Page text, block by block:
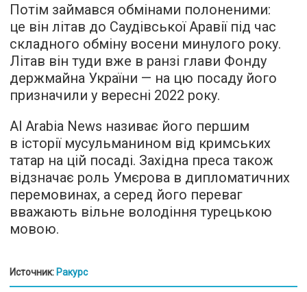
Потім займався обмінами полоненими:
це він літав до Саудівської Аравії під час
складного обміну восени минулого року.
Літав він туди вже в ранзі глави Фонду
держмайна України — на цю посаду його
призначили у вересні 2022 року.
Al Arabia News називає його першим
в історії мусульманином від кримських
татар на цій посаді. Західна преса також
відзначає роль Умєрова в дипломатичних
перемовинах, а серед його переваг
вважають вільне володіння турецькою
мовою.
Источник: Ракурс